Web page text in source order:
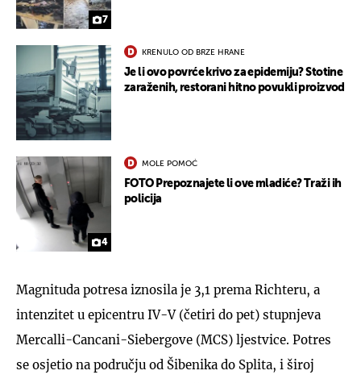
7
KRENULO OD BRZE HRANE
Je li ovo povrće krivo za epidemiju? Stotine
zaraženih, restorani hitno povukli proizvod
4
MOLE POMOĆ
FOTO Prepoznajete li ove mladiće? Traži ih
policija
Magnituda potresa iznosila je 3,1 prema Richteru, a
intenzitet u epicentru IV-V (četiri do pet) stupnjeva
Mercalli-Cancani-Siebergove (MCS) ljestvice. Potres
se osjetio na području od Šibenika do Splita, i široj